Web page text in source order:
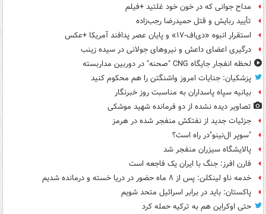
مداح جوانی که در خون خود غلتید +فیلم
تأیید ربایش و قتل حمیدرضا رجب‌زاده
استقرار انبوه «دی‌اف‑۱۷» و پایان عصر پدافند آمریکا +عکس
درگیری اعضای داعش و نیروهای جولانی در سیده زینب
لحظه انفجار جایگاه CNG "صحنه" در دوربین مداربسته
پزشکیان: جنایات امروز واشنگتن را هم محکوم کنید
بیانیه سپاه پاسداران به مناسبت روز خبرنگار
تصاویر دیده‌ نشده از دو فرمانده شهید موشکی
جزئیات جدید از نفتکش منفجر شده در هرمز
"سوپر ال‌نینو"در راه است؟
پالایشگاه سیزران منفجر شد
فارن افرز: جنگ با ایران یک فاجعه است
خدمه ناو لینکلن: پس از ۸ ماه حضور در دریا خسته و درمانده‌ شدیم
پاکستان: باید در برابر اسرائیل متحد شویم
حتی اوکراین هم به ترکیه حمله کرد